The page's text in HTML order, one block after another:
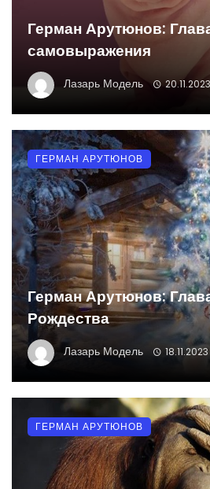
Герман Арутюнов:
самовыражения
Лазарь Модель 20.11.2023
Герман Арутюнов:
Рождества
Лазарь Модель 18.11.2023
ГЕРМАН АРУТЮНОВ
ГЕРМАН АРУТЮНОВ